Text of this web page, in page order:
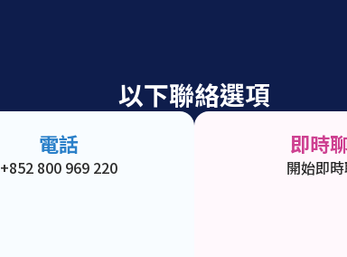
以下聯絡選項
電話
+852 800 969 220
即時
開始即